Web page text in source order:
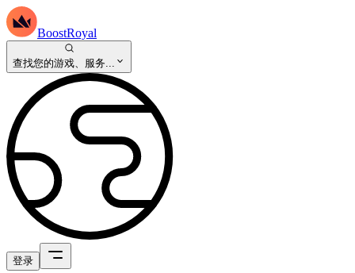
BoostRoyal
查找您的游戏、服务...
登录